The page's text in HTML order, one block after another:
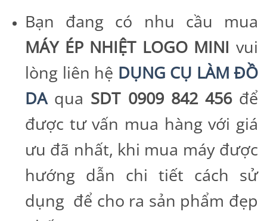
Bạn đang có nhu cầu mua
MÁY ÉP NHIỆT LOGO MINI vui
lòng liên hệ DỤNG CỤ LÀM ĐỒ
DAqua SDT 0909 842 456để
được tư vấn mua hàng với giá
ưu đã nhất, khi mua máy được
hướng dẫn chi tiết cách sử
dụng để cho ra sản phẩm đẹp